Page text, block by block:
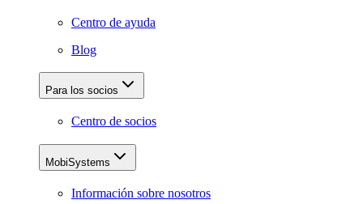
Centro de ayuda
Blog
Para los socios
Centro de socios
MobiSystems
Información sobre nosotros